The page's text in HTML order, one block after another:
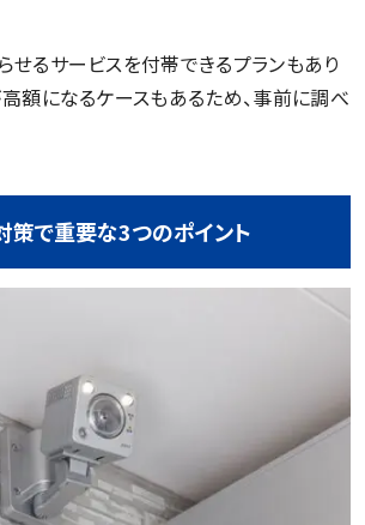
せるサービスを付帯できるプランもあり
額になるケースもあるため、事前に調べ
策で重要な3つのポイント